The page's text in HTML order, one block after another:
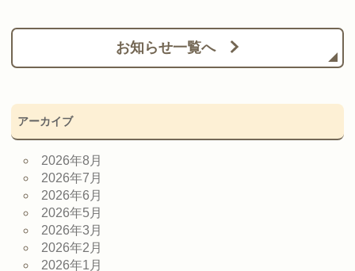
お知らせ一覧へ
アーカイブ
2026年8月
2026年7月
2026年6月
2026年5月
2026年3月
2026年2月
2026年1月